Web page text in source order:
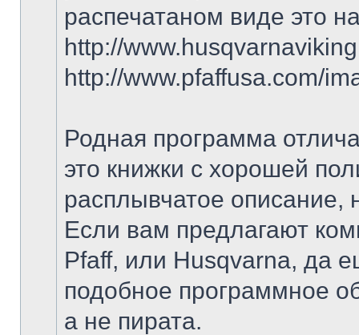
распечатаном виде это
http://
http://www.pfaffusa.com/
Родная программа
это книжки с хорошей
расплывчатое описание,
Если вам предлагают
Pfaff, или Husqvarna, да
подобное программное
а не пирата.